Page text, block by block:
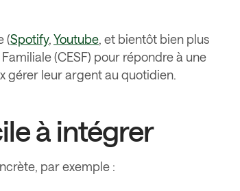
(Spotify,Youtube, et bientôt bien plus
(CESF) pour répondre à une
gérer leur argent au quotidien.
à intégrer
par exemple :